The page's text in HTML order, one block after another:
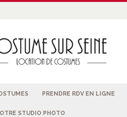
PRENDRE RDV EN LIGNE
STUDIO PHOTO